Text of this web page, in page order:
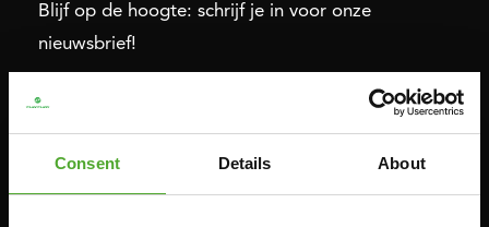
Consent Details About
Blijf op de hoogte: schrijf je in voor onze
nieuwsbrief!
Cardio
HOMETRAINERS POWER TOWERS